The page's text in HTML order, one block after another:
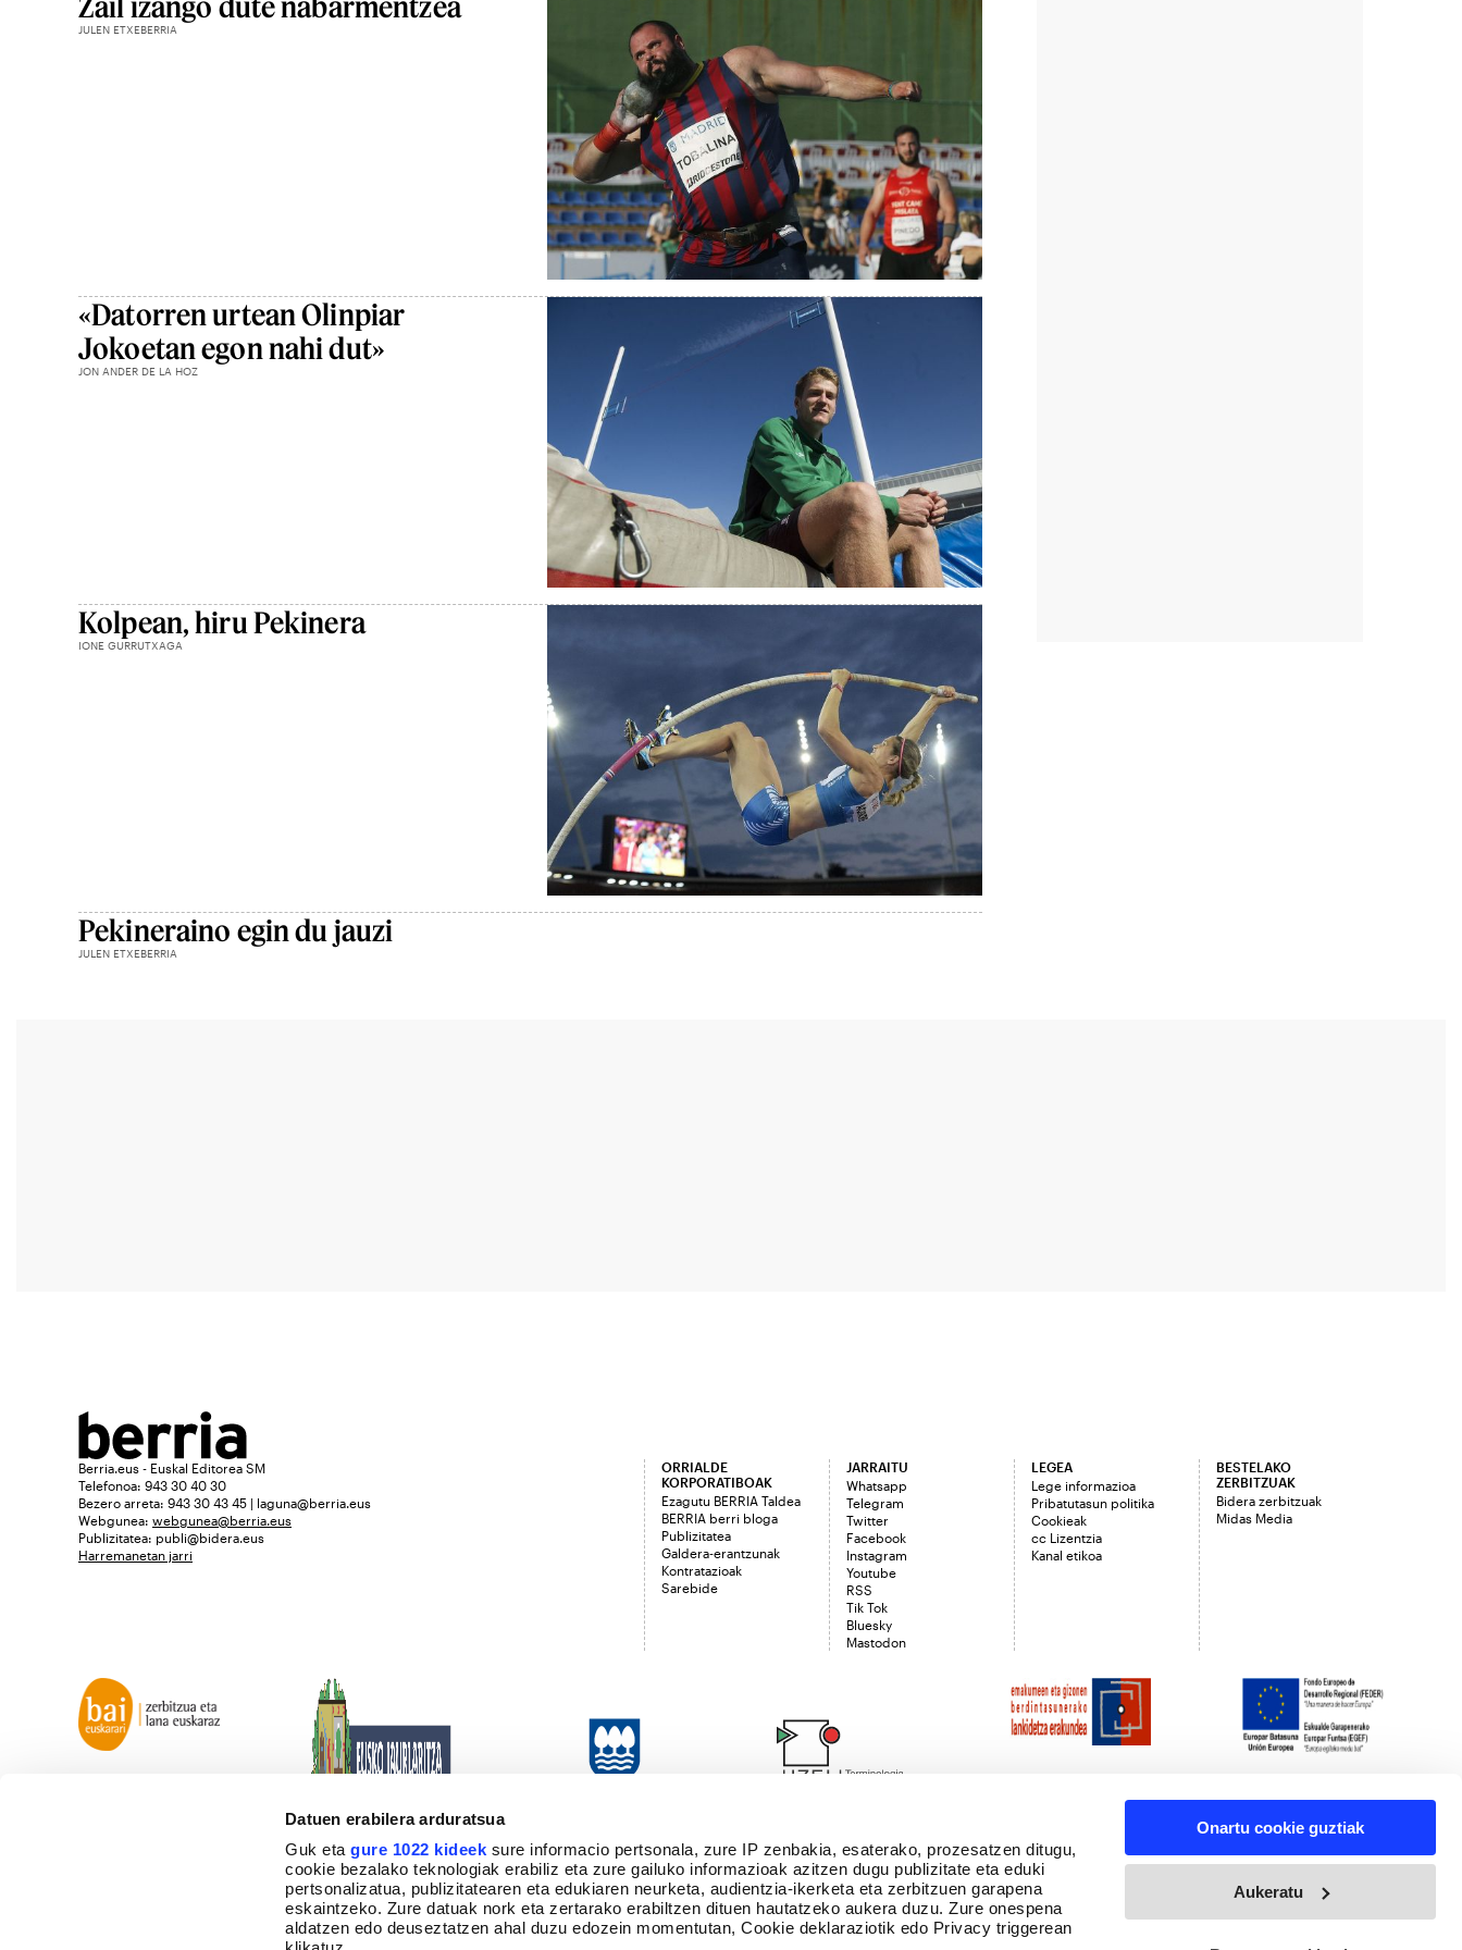
Datuen erabilera arduratsua
Guk etagure 1022 kideek sure informacio pertsonala, zure IP zenbakia, esaterako, prozesatzen ditugu,
cookie bezalako teknologiak erabiliz eta zure gailuko informazioak azitzen dugu publizitate eta eduki
pertsonalizatua, publizitatearen eta edukiaren neurketa, audientzia-ikerketa eta zerbitzuen garapena
eskaintzeko. Zure datuak nork eta zertarako erabiltzen dituen hautatzeko aukera duzu. Zure onespena
aldatzen edo deuseztatzen ahal duzu edozein momentutan, Cookie deklaraziotik edo Privacy triggerean
Onartu cookie guztiak
Aukeratu
JULEN ETXEBERRIA
«Datorren urtean Olinpiar
Jokoetan egon nahi dut»
JON ANDER DE LA HOZ
Kolpean, hiru Pekinera
IONE GURRUTXAGA
Pekineraino egin du jauzi
JULEN ETXEBERRIA
Berria.eus - Euskal Editorea SM
Telefonoa: 943 30 40 30
Bezero arreta: 943 30 43 45 | laguna@berria.eus
Webgunea: webgunea@berria.eus
Publizitatea: publi@bidera.eus
Harremanetan jarri
ORRIALDE
KORPORATIBOAK
Ezagutu BERRIA Taldea
BERRIA berri bloga
Publizitatea
Galdera-erantzunak
Kontratazioak
Sarebide
JARRAITU
Whatsapp
Telegram
Twitter
Facebook
Instagram
Youtube
RSS
Tik Tok
Bluesky
Mastodon
LEGEA
Lege informazioa
Pribatutasun politika
Cookieak
cc Lizentzia
Kanal etikoa
BESTELAKO
ZERBITZUAK
Bidera zerbitzuak
Midas Media